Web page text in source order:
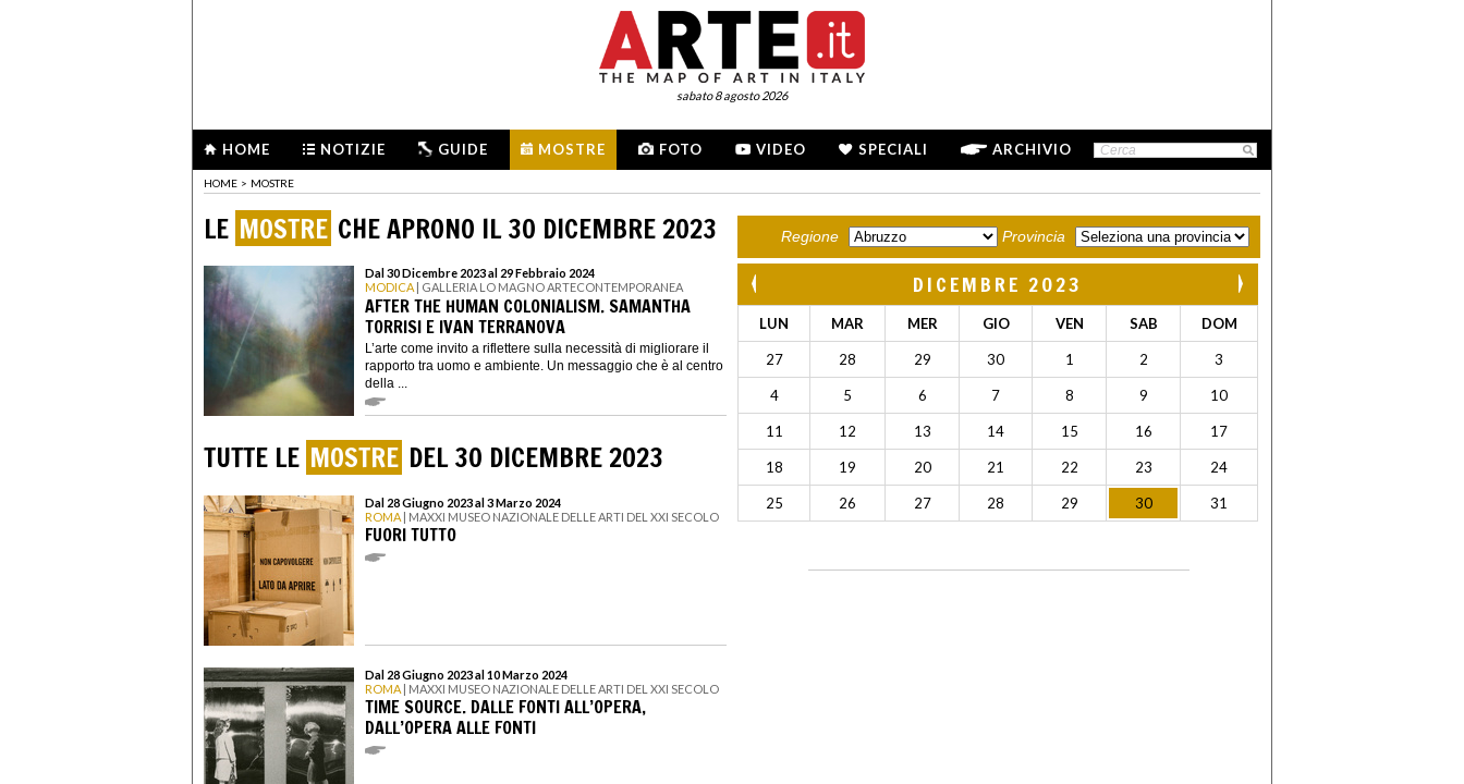
sabato 8 agosto 2026
HOME NOTIZIE GUIDE MOSTRE FOTO VIDEO SPECIALI ARCHIVIO
HOME > MOSTRE
LE MOSTRE CHE APRONO IL 30 DICEMBRE 2023
Dal 30 Dicembre 2023 al 29 Febbraio 2024
MODICA | GALLERIA LO MAGNO ARTECONTEMPORANEA
AFTER THE HUMAN COLONIALISM. SAMANTHA
TORRISI E IVAN TERRANOVA
L’arte come invito a riflettere sulla necessità di migliorare il
rapporto tra uomo e ambiente. Un messaggio che è al centro
della ...
TUTTE LE MOSTRE DEL 30 DICEMBRE 2023
Dal 28 Giugno 2023 al 3 Marzo 2024
ROMA | MAXXI MUSEO NAZIONALE DELLE ARTI DEL XXI SECOLO
FUORI TUTTO
Dal 28 Giugno 2023 al 10 Marzo 2024
ROMA | MAXXI MUSEO NAZIONALE DELLE ARTI DEL XXI SECOLO
TIME SOURCE. DALLE FONTI ALL’OPERA,
DALL’OPERA ALLE FONTI
Regione Provincia
DICEMBRE 2023
LUN MAR MER GIO VEN SAB DOM
27 28 29 30 1 2 3
4 5 6 7 8 9 10
11 12 13 14 15 16 17
18 19 20 21 22 23 24
25 26 27 28 29 30 31